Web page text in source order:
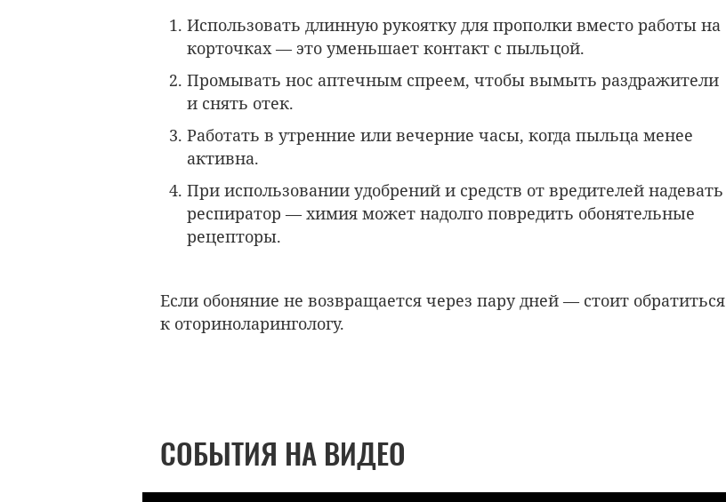
Использовать длинную рукоятку для прополки вместо работы на
корточках — это уменьшает контакт с пыльцой.
Промывать нос аптечным спреем, чтобы вымыть раздражители
и снять отек.
Работать в утренние или вечерние часы, когда пыльца менее
активна.
При использовании удобрений и средств от вредителей надевать
респиратор — химия может надолго повредить обонятельные
рецепторы.
Если обоняние не возвращается через пару дней — стоит обратиться
к оториноларингологу.
СОБЫТИЯ НА ВИДЕО